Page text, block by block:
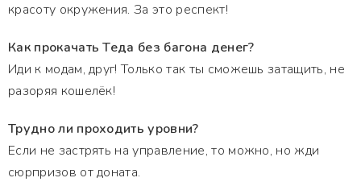
красоту окружения. За это респект!
Как прокачать Теда без багона денег?
Иди к модам, друг! Только так ты сможешь затащить, не
разоряя кошелёк!
Трудно ли проходить уровни?
Если не застрять на управление, то можно, но жди
сюрпризов от доната.